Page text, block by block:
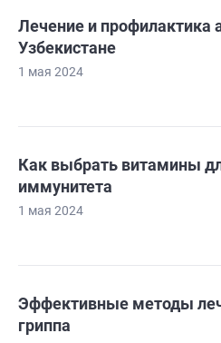
Лечение и профилактика
Узбекистане
1 мая 2024
Как выбрать витамины
иммунитета
1 мая 2024
Эффективные методы
гриппа